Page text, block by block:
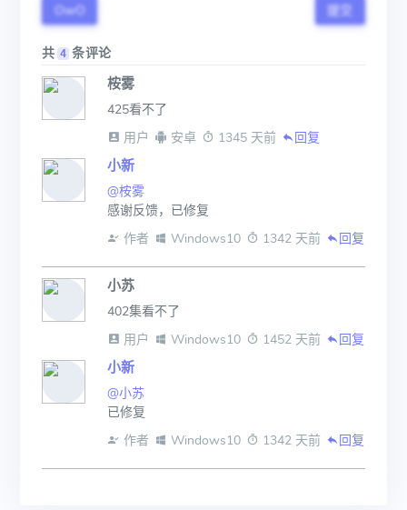
OwO 提交
共 4 条评论
桉雾
425看不了
用户
安卓 1345 天前 回复
小新
@桉雾
感谢反馈，已修复
作者
Windows10 1342 天前 回复
小苏
402集看不了
用户
Windows10 1452 天前 回复
小新
@小苏
已修复
作者
Windows10 1342 天前 回复